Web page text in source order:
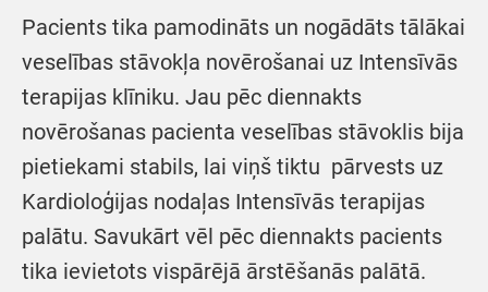
Pacients tika pamodināts un nogādāts tālākai
veselības stāvokļa novērošanai uz Intensīvās
terapijas klīniku. Jau pēc diennakts
novērošanas pacienta veselības stāvoklis bija
pietiekami stabils, lai viņš tiktu pārvests uz
Kardioloģijas nodaļas Intensīvās terapijas
palātu. Savukārt vēl pēc diennakts pacients
tika ievietots vispārējā ārstēšanās palātā.